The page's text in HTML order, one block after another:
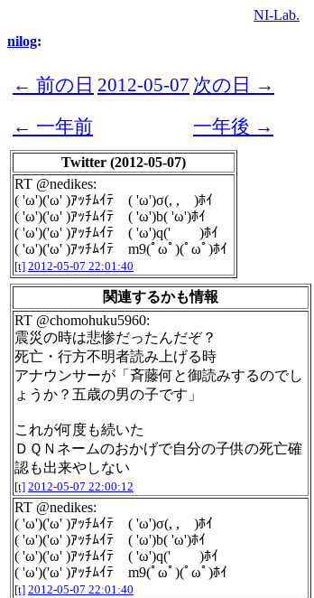
NI-Lab.
nilog:
← 前の日 2012-05-07 次の日 →
← 一年前
一年後 →
Twitter (2012-05-07)
RT @nedikes:
( 'ω')('ω' )ｱｯﾁﾑｲﾃ ( 'ω')σ(, , )ﾎｲ
( 'ω')('ω' )ｱｯﾁﾑｲﾃ ( 'ω')b( 'ω')ﾎｲ
( 'ω')('ω' )ｱｯﾁﾑｲﾃ ( 'ω')q(' )ﾎｲ
( 'ω')('ω' )ｱｯﾁﾑｲﾃ m9(ﾟωﾟ)(ﾟωﾟ)ﾎｲ
[t] 2012-05-07 22:01:40
関連するかも情報
RT @chomohuku5960:
震災の時は悲惨だったんだぞ？
死亡・行方不明者読み上げる時
アナウンサーが「斉藤何と御読みするのでし
ょうか？五歳の男の子です」
これが何度も続いた
ＤＱＮネームのおかげで自分の子供の死亡確
認も出来やしない
[t] 2012-05-07 22:00:12
RT @nedikes:
( 'ω')('ω' )ｱｯﾁﾑｲﾃ ( 'ω')σ(, , )ﾎｲ
( 'ω')('ω' )ｱｯﾁﾑｲﾃ ( 'ω')b( 'ω')ﾎｲ
( 'ω')('ω' )ｱｯﾁﾑｲﾃ ( 'ω')q(' )ﾎｲ
( 'ω')('ω' )ｱｯﾁﾑｲﾃ m9(ﾟωﾟ)(ﾟωﾟ)ﾎｲ
[t] 2012-05-07 22:01:40